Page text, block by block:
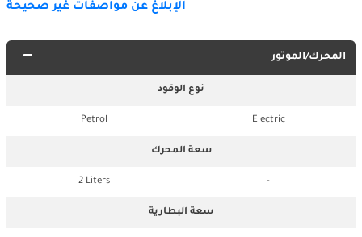
الإبلاغ عن مواصفات غير صحيحة
المحرك/الموتور
نوع الوقود
Electric
Petrol
سعة المحرك
-
2 Liters
سعة البطارية